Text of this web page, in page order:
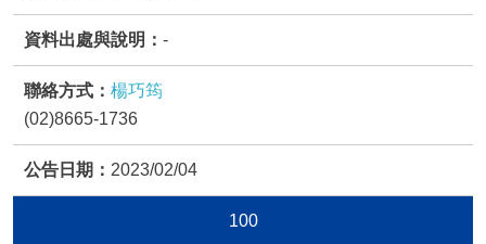
-
楊巧筠
(02)8665-1736
2023/02/04
100